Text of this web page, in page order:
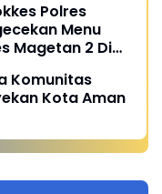
Polres
Menu
Magetan 2 Di
Komunitas
Kota Aman